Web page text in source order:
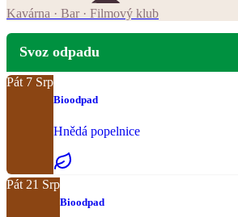
Kavárna · Bar · Filmový klub
Svoz odpadu
Pát 7 Srp
Bioodpad
Hnědá popelnice
Pát 21 Srp
Bioodpad